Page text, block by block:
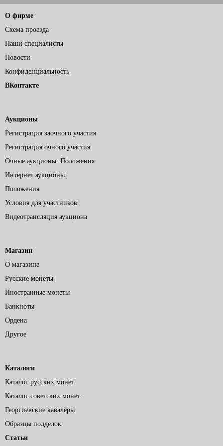
О фирме
Схема проезда
Наши специалисты
Новости
Конфиденциальность
ВКонтакте
Аукционы
Регистрация заочного участия
Регистрация очного участия
Очные аукционы. Положения
Интернет аукционы.
Положения
Условия для участников
Видеотрансляция аукциона
Магазин
О магазине
Русские монеты
Иностранные монеты
Банкноты
Ордена
Другое
Каталоги
Каталог русских монет
Каталог советских монет
Георгиевские кавалеры
Образцы подделок
Статьи